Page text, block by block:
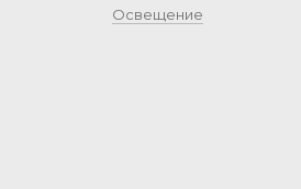
Освещение